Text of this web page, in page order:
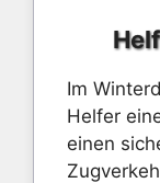
Im
Helfer
einen